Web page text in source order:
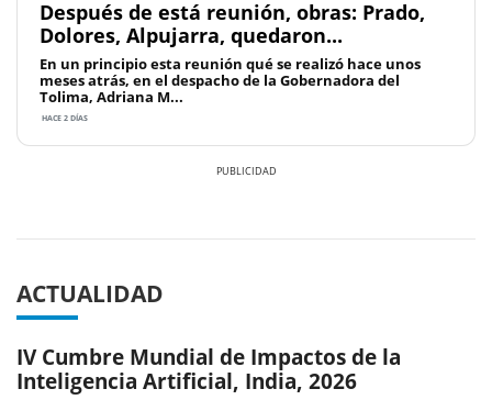
Después de está reunión, obras: Prado,
Dolores, Alpujarra, quedaron...
En un principio esta reunión qué se realizó hace unos
meses atrás, en el despacho de la Gobernadora del
Tolima, Adriana M...
HACE 2 DÍAS
ACTUALIDAD
IV Cumbre Mundial de Impactos de la
Inteligencia Artificial, India, 2026